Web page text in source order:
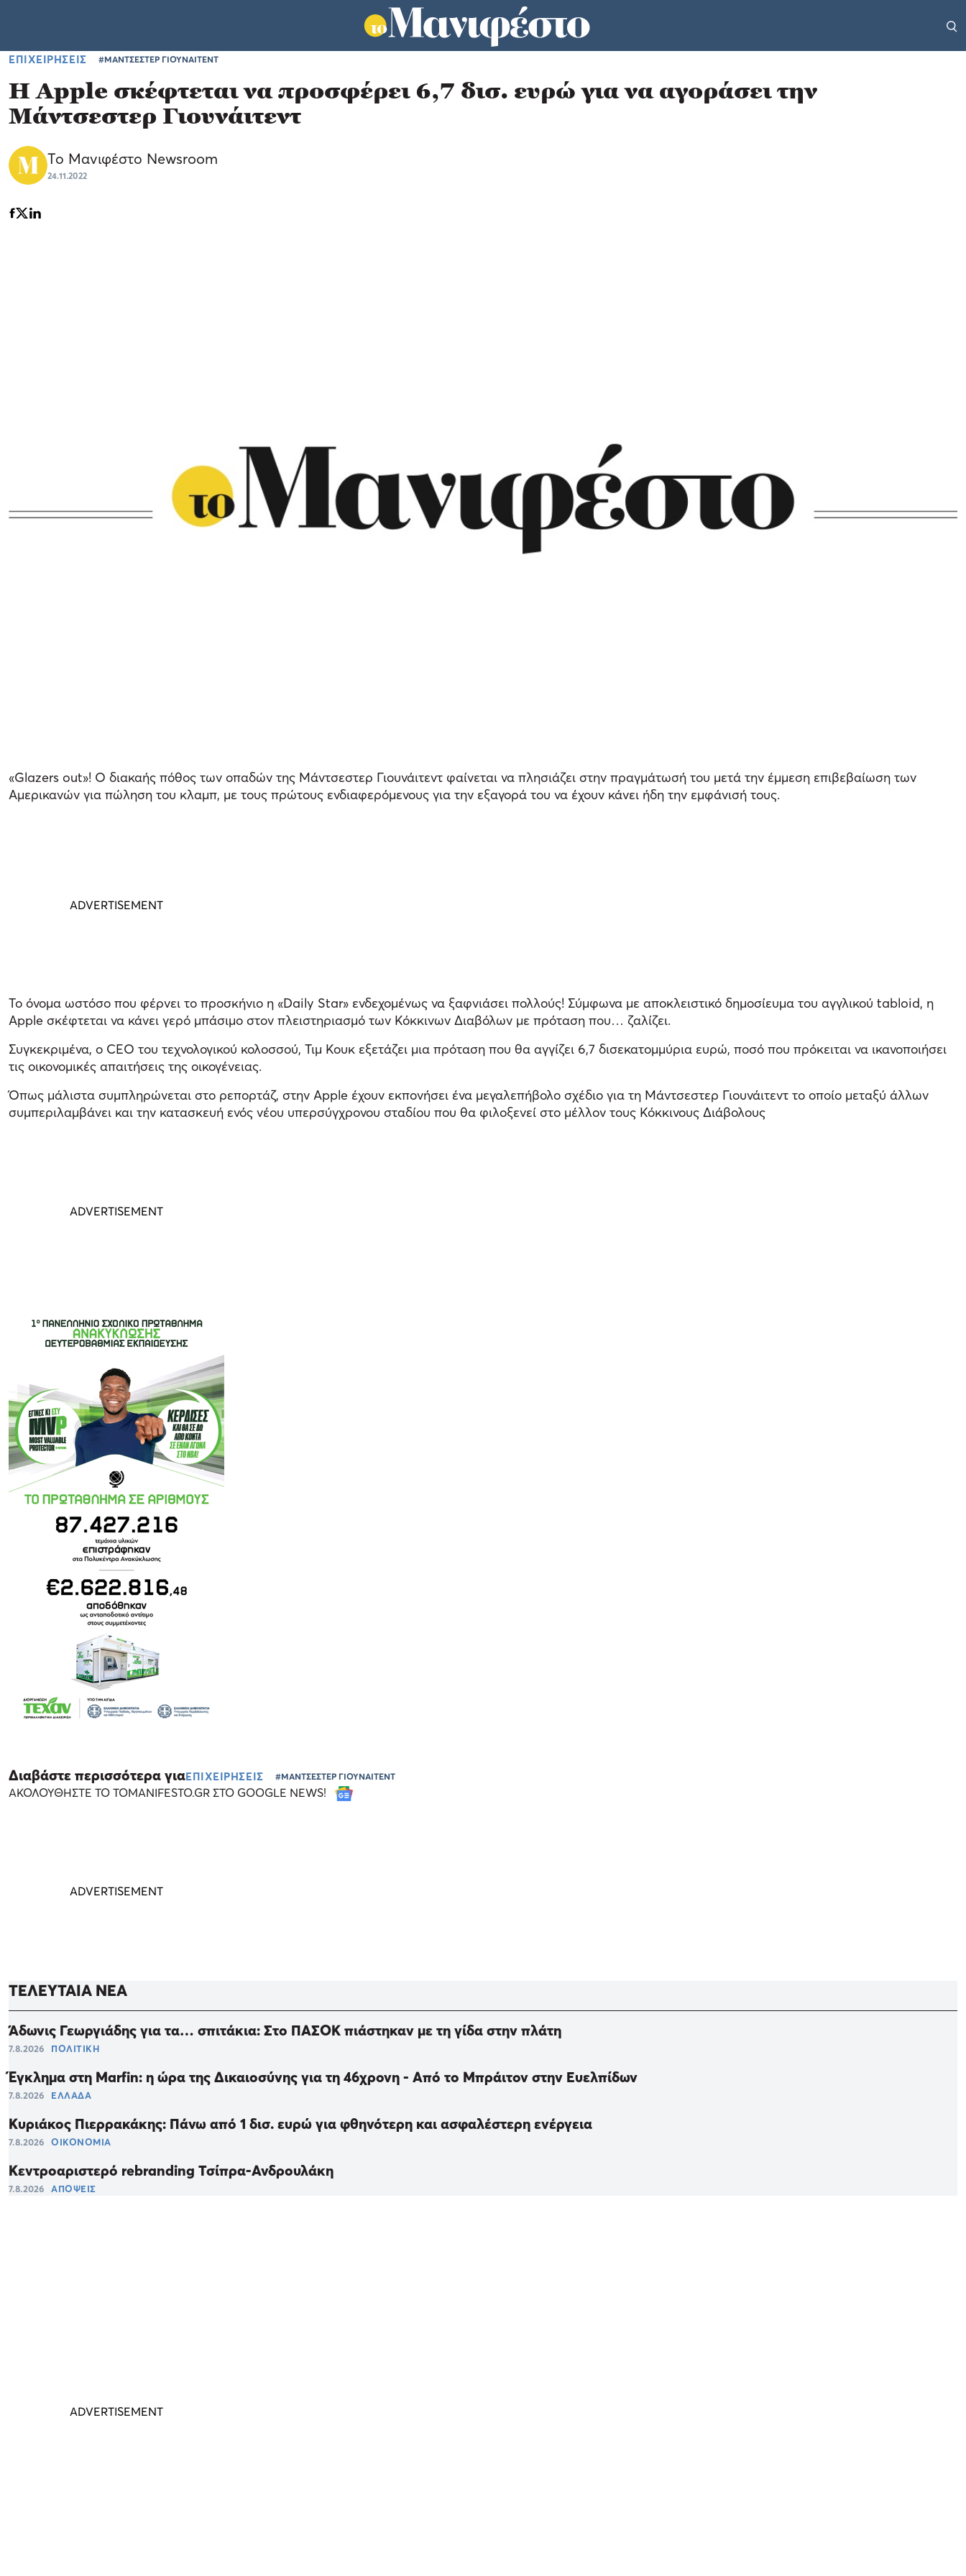
ΕΠΙΧΕΙΡΗΣΕΙΣ #ΜΑΝΤΣΕΣΤΕΡ ΓΙΟΥΝΑΙΤΕΝΤ
H Apple σκέφτεται να προσφέρει 6,7 δισ. ευρώ για να αγοράσει την
Μάντσεστερ Γιουνάιτεντ
Το Μανιφέστο Newsroom
24.11.2022
«Glazers out»! Ο διακαής πόθος των οπαδών της Μάντσεστερ Γιουνάιτεντ φαίνεται να πλησιάζει στην πραγμάτωσή του μετά την έμμεση επιβεβαίωση των
Αμερικανών για πώληση του κλαμπ, με τους πρώτους ενδιαφερόμενους για την εξαγορά του να έχουν κάνει ήδη την εμφάνισή τους.
Το όνομα ωστόσο που φέρνει το προσκήνιο η «Daily Star» ενδεχομένως να ξαφνιάσει πολλούς! Σύμφωνα με αποκλειστικό δημοσίευμα του αγγλικού tabloid, η
Apple σκέφτεται να κάνει γερό μπάσιμο στον πλειστηριασμό των Κόκκινων Διαβόλων με πρόταση που… ζαλίζει.
Συγκεκριμένα, ο CEO του τεχνολογικού κολοσσού, Τιμ Κουκ εξετάζει μια πρόταση που θα αγγίζει 6,7 δισεκατομμύρια ευρώ, ποσό που πρόκειται να ικανοποιήσει
τις οικονομικές απαιτήσεις της οικογένειας.
Όπως μάλιστα συμπληρώνεται στο ρεπορτάζ, στην Apple έχουν εκπονήσει ένα μεγαλεπήβολο σχέδιο για τη Μάντσεστερ Γιουνάιτεντ το οποίο μεταξύ άλλων
συμπεριλαμβάνει και την κατασκευή ενός νέου υπερσύγχρονου σταδίου που θα φιλοξενεί στο μέλλον τους Κόκκινους Διάβολους
Διαβάστε περισσότερα γιαΕΠΙΧΕΙΡΗΣΕΙΣ #ΜΑΝΤΣΕΣΤΕΡ ΓΙΟΥΝΑΙΤΕΝΤ
ΑΚΟΛΟΥΘΗΣΤΕ ΤΟ TOMANIFESTO.GR ΣΤΟ GOOGLE NEWS!
ΤΕΛΕΥΤΑΙΑ ΝΕΑ
Άδωνις Γεωργιάδης για τα… σπιτάκια: Στο ΠΑΣΟΚ πιάστηκαν με τη γίδα στην πλάτη
7.8.2026 ΠΟΛΙΤΙΚΗ
Έγκλημα στη Marfin: η ώρα της Δικαιοσύνης για τη 46χρονη - Από το Μπράιτον στην Ευελπίδων
7.8.2026 ΕΛΛΑΔΑ
Κυριάκος Πιερρακάκης: Πάνω από 1 δισ. ευρώ για φθηνότερη και ασφαλέστερη ενέργεια
7.8.2026 ΟΙΚΟΝΟΜΙΑ
Κεντροαριστερό rebranding Τσίπρα-Ανδρουλάκη
7.8.2026 ΑΠΟΨΕΙΣ